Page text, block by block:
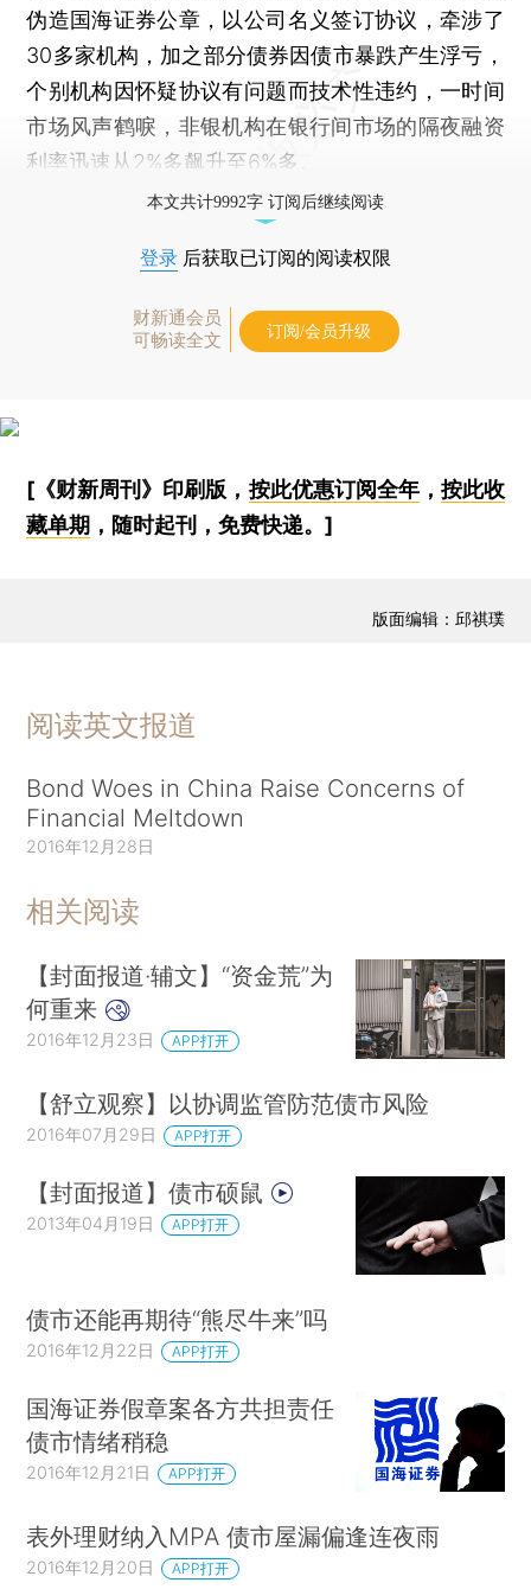
伪造国海证券公章，以公司名义签订协议，牵涉了
30多家机构，加之部分债券因债市暴跌产生浮亏，
个别机构因怀疑协议有问题而技术性违约，一时间
市场风声鹤唳，非银机构在银行间市场的隔夜融资
利率迅速从2%多飙升至6%多。
本文共计9992字 订阅后继续阅读
登录 后获取已订阅的阅读权限
财新通会员
可畅读全文
订阅/会员升级
[《财新周刊》印刷版， 按此优惠订阅全年， 按此收
藏单期 ，随时起刊，免费快递。]
版面编辑：邱祺璞
阅读英文报道
Bond Woes in China Raise Concerns of
Financial Meltdown
2016年12月28日
相关阅读
【封面报道·辅文】“资金荒”为
何重来
2016年12月23日 APP打开
【舒立观察】以协调监管防范债市风险
2016年07月29日 APP打开
【封面报道】债市硕鼠
2013年04月19日 APP打开
债市还能再期待“熊尽牛来”吗
2016年12月22日 APP打开
国海证券假章案各方共担责任
债市情绪稍稳
2016年12月21日 APP打开
表外理财纳入MPA 债市屋漏偏逢连夜雨
2016年12月20日 APP打开